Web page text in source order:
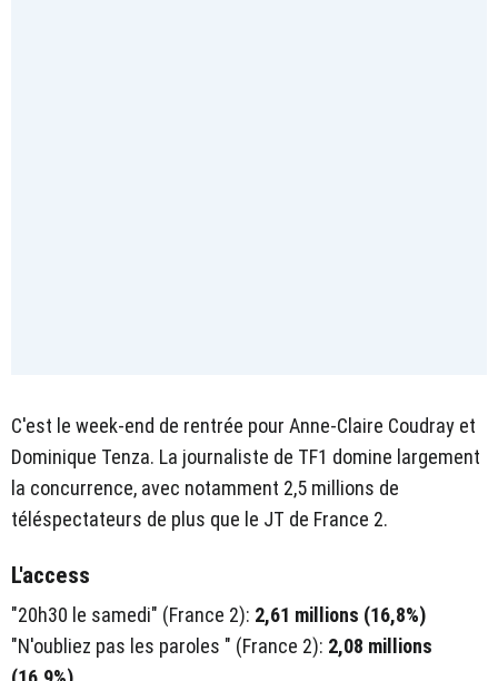
C'est le week-end de rentrée pour Anne-Claire Coudray et
Dominique Tenza. La journaliste de TF1 domine largement
la concurrence, avec notamment 2,5 millions de
téléspectateurs de plus que le JT de France 2.
L'access
"20h30 le samedi" (France 2): 2,61 millions (16,8%)
"N'oubliez pas les paroles " (France 2): 2,08 millions